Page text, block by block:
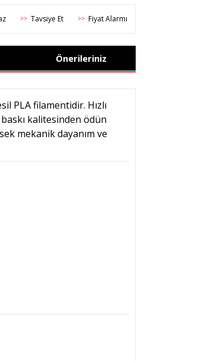
>> Tavsiye Et >> Fiyat Alarmı
Önerileriniz
PLA filamentidir. Hızlı
kalitesinden ödün
mekanik dayanım ve